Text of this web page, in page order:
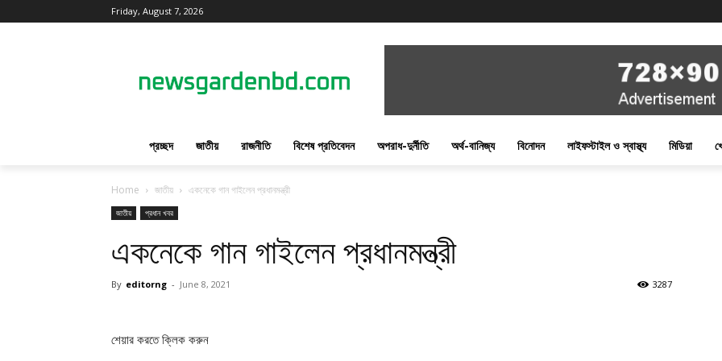
Friday, August 7, 2026
প্রচ্ছদ জাতীয় রাজনীতি বিশেষ প্রতিবেদন অপরাধ-দুর্নীতি অর্থ-বানিজ্য বিনোদন লাইফস্টাইল ও স্বাস্থ্য মিডিয়া
Home জাতীয় একনেকে গান গাইলেন প্রধানমন্ত্রী
জাতীয় প্রধান খবর
একনেকে গান গাইলেন প্রধানমন্ত্রী
By editorng - June 8, 2021 3287
শেয়ার করতে ক্লিক করুন